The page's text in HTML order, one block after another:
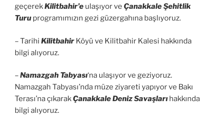
geçerekKilitbahir’e ulaşıyor ve Çanakkale Şehitlik
Turu programımızın gezi güzergahına başlıyoruz.
– Tarihi Kilitbahir Köyü ve Kilitbahir Kalesi hakkında
bilgi alıyoruz.
–Namazgah Tabyası‘na ulaşıyor ve geziyoruz.
Namazgah Tabyası’nda müze ziyareti yapıyor ve Bakı
Terası’na çıkarakÇanakkale Deniz Savaşları hakkında
bilgi alıyoruz.